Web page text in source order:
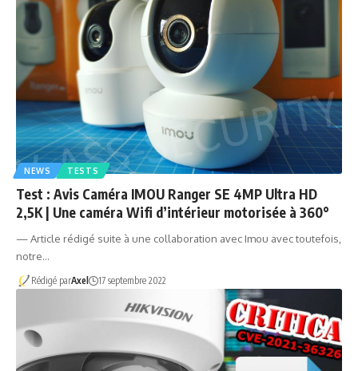
NEWS TESTS
Test : Avis Caméra IMOU Ranger SE 4MP Ultra HD
2,5K | Une caméra Wifi d’intérieur motorisée à 360°
— Article rédigé suite à une collaboration avec Imou avec toutefois,
notre…
Rédigé parAxel 17 septembre 2022